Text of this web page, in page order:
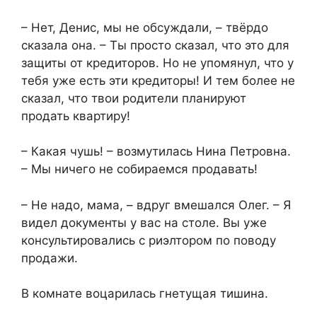
– Нет, Денис, мы не обсуждали, – твёрдо
сказала она. – Ты просто сказал, что это для
защиты от кредиторов. Но не упомянул, что у
тебя уже есть эти кредиторы! И тем более не
сказал, что твои родители планируют
продать квартиру!
– Какая чушь! – возмутилась Нина Петровна.
– Мы ничего не собираемся продавать!
– Не надо, мама, – вдруг вмешался Олег. – Я
видел документы у вас на столе. Вы уже
консультировались с риэлтором по поводу
продажи.
В комнате воцарилась гнетущая тишина.